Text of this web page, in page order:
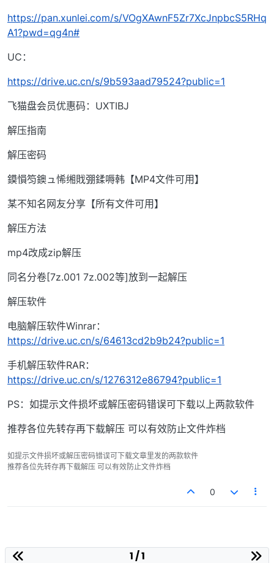
https://pan.xunlei.com/s/VOgXAwnF5Zr7XcJnpbcS5RHq
A1?pwd=qg4n#
UC：
https://drive.uc.cn/s/9b593aad79524?public=1
飞猫盘会员优惠码：UXTIBJ
解压指南
解压密码
鏌愪笉鐭ュ悕缃戝弸鍒嗕韩【MP4文件可用】
某不知名网友分享【所有文件可用】
解压方法
mp4改成zip解压
同名分卷[7z.001 7z.002等]放到一起解压
解压软件
电脑解压软件Winrar：
https://drive.uc.cn/s/64613cd2b9b24?public=1
手机解压软件RAR：
https://drive.uc.cn/s/1276312e86794?public=1
PS：如提示文件损坏或解压密码错误可下载以上两款软件
推荐各位先转存再下载解压 可以有效防止文件炸档
如提示文件损坏或解压密码错误可下载文章里发的两款软件
推荐各位先转存再下载解压 可以有效防止文件炸档
0
1 / 1